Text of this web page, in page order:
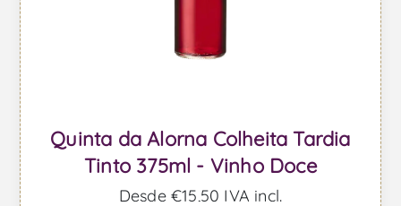
Quinta da Alorna Colheita Tardia
Tinto 375ml - Vinho Doce
Desde €15,50 IVA incl.